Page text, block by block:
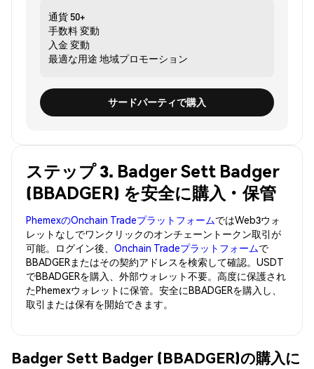
通貨 50+
手数料変動
入金 変動
最適な用途 地域プロモーション
サードパーティで購入
ステップ 3. Badger Sett Badger
(BBADGER) を安全に購入・保管
PhemexのOnchain TradeプラットフォームではWeb3ウォ
レットなしでワンクリックのオンチェーントークン取引が
可能。ログイン後、 Onchain Tradeプラットフォームで
BBADGERまたはその契約アドレスを検索して確認。USDT
でBBADGERを購入、外部ウォレット不要。高度に保護され
たPhemexウォレットに保管。安全にBBADGERを購入し、
取引または保有を開始できます。
Badger Sett Badger (BBADGER)の購入に